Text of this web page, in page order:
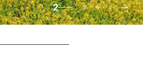
1 2 3 4 5